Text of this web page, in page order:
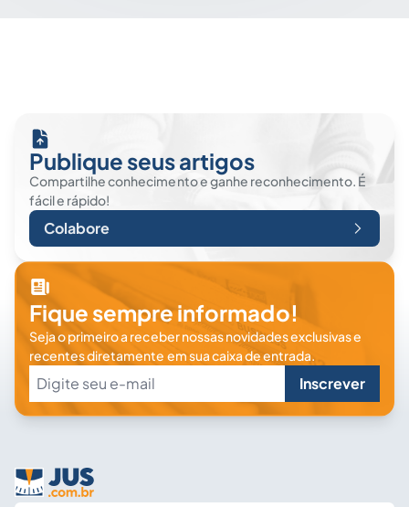
Publique seus artigos
Compartilhe conhecimento e ganhe reconhecimento. É
fácil e rápido!
Colabore
Fique sempre informado!
Seja o primeiro a receber nossas novidades exclusivas e
recentes diretamente em sua caixa de entrada.
Inscrever